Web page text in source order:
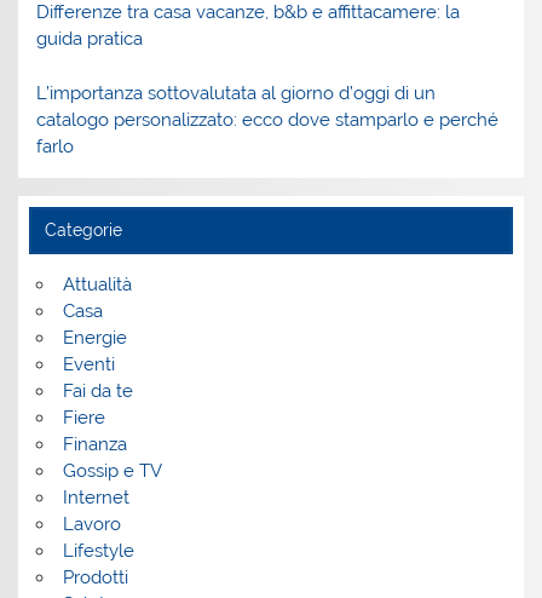
Differenze tra casa vacanze, b&b e affittacamere: la
guida pratica
L’importanza sottovalutata al giorno d’oggi di un
catalogo personalizzato: ecco dove stamparlo e perché
farlo
Categorie
Attualità
Casa
Energie
Eventi
Fai da te
Fiere
Finanza
Gossip e TV
Internet
Lavoro
Lifestyle
Prodotti